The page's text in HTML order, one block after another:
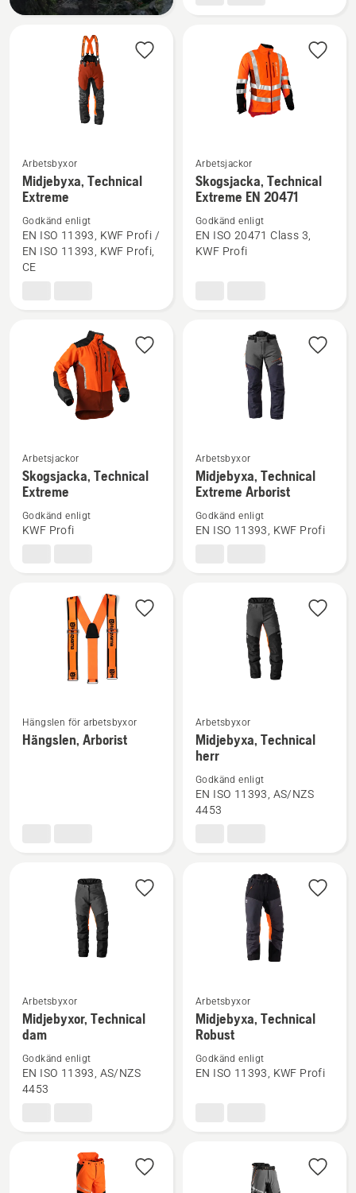
Se
mer
information
om
Midjebyxa,
Technical
Arbetsbyxor
Midjebyxa, Technical
Extreme
Godkänd enligt
EN ISO 11393, KWF Profi /
EN ISO 11393, KWF Profi,
CE
Se
mer
information
om
Skogsjacka,
Arbetsjackor
Skogsjacka, Technical
Extreme EN 20471
Godkänd enligt
EN ISO 20471 Class 3,
KWF Profi
Se
mer
information
om
Skogsjacka,
Arbetsjackor
Skogsjacka, Technical
Extreme
Godkänd enligt
KWF Profi
Se
mer
information
om
Midjebyxa,
Arbetsbyxor
Midjebyxa, Technical
Extreme Arborist
Godkänd enligt
EN ISO 11393, KWF Profi
Se
mer
Hängslen för arbetsbyxor
Hängslen, Arborist
Se
mer
information
om
Midjebyxa,
Arbetsbyxor
Midjebyxa, Technical
herr
Godkänd enligt
EN ISO 11393, AS/NZS
4453
Se
mer
information
om
Midjebyxor,
Arbetsbyxor
Midjebyxor, Technical
dam
Godkänd enligt
EN ISO 11393, AS/NZS
4453
Se
mer
information
om
Midjebyxa,
Arbetsbyxor
Midjebyxa, Technical
Robust
Godkänd enligt
EN ISO 11393, KWF Profi